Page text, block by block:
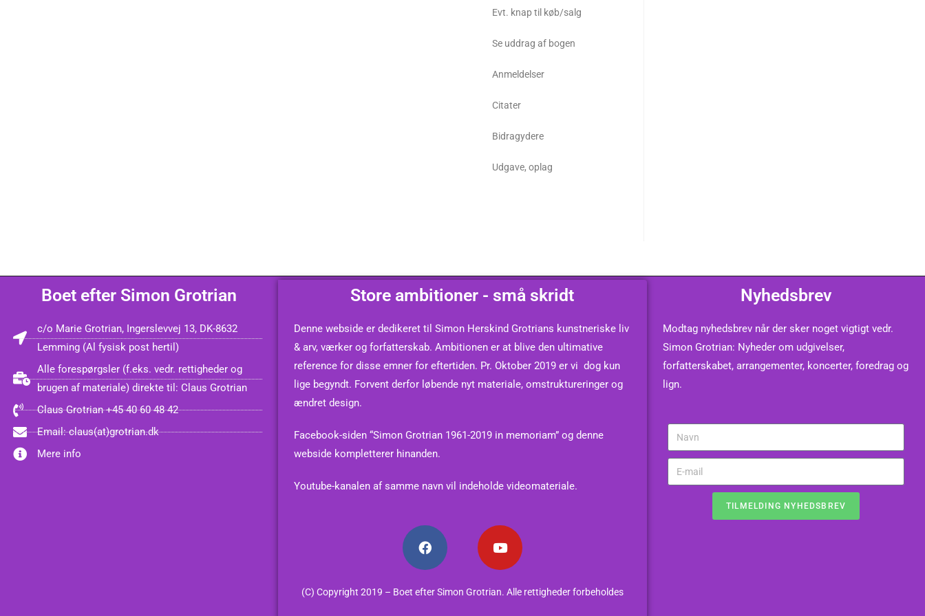
Evt. knap til køb/salg
Se uddrag af bogen
Anmeldelser
Citater
Bidragydere
Udgave, oplag
Boet efter Simon Grotrian
c/o Marie Grotrian, Ingerslevvej 13, DK-8632
Lemming (Al fysisk post hertil)
Alle forespørgsler (f.eks. vedr. rettigheder og
brugen af materiale) direkte til: Claus Grotrian
Claus Grotrian +45 40 60 48 42
Email: claus(at)grotrian.dk
Mere info
Store ambitioner - små skridt
Denne webside er dedikeret til Simon Herskind Grotrians kunstneriske liv
& arv, værker og forfatterskab. Ambitionen er at blive den ultimative
reference for disse emner for eftertiden. Pr. Oktober 2019 er vi dog kun
lige begyndt. Forvent derfor løbende nyt materiale, omstruktureringer og
ændret design.
Facebook-siden “Simon Grotrian 1961-2019 in memoriam” og denne
webside kompletterer hinanden.
Youtube-kanalen af samme navn vil indeholde videomateriale.
(C) Copyright 2019 – Boet efter Simon Grotrian. Alle rettigheder forbeholdes
Nyhedsbrev
Modtag nyhedsbrev når der sker noget vigtigt vedr.
Simon Grotrian: Nyheder om udgivelser,
forfatterskabet, arrangementer, koncerter, foredrag og
lign.
TILMELDING NYHEDSBREV